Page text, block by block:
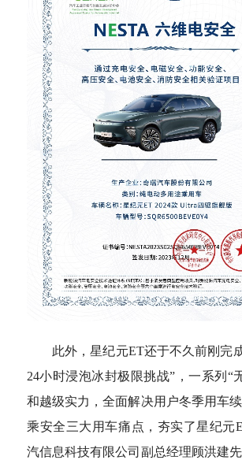
此外，星纪元ET还于不久前刚完
24小时浸泡冰封极限挑战”，一系列“
和越级实力，全面解决用户冬季用车
乘安全三大用车痛点，夯实了星纪元
汽信息科技有限公司副总经理顾洪建